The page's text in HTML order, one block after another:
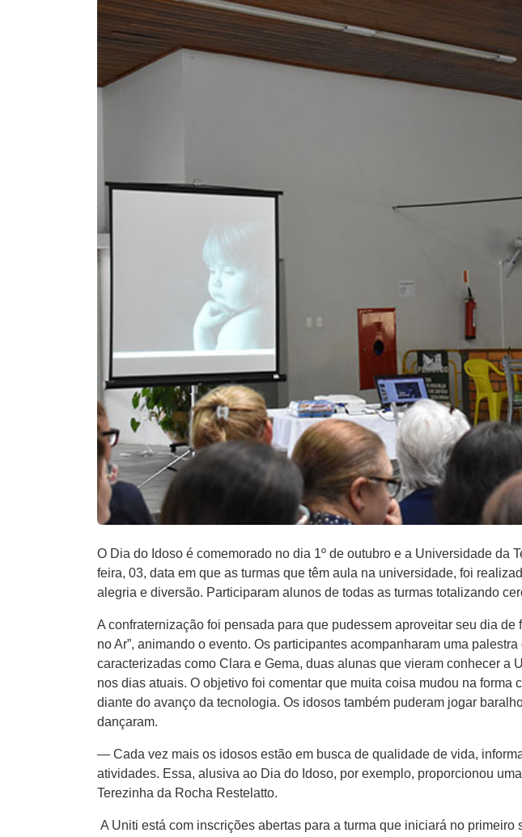
O Dia do Idoso é comemorado no dia 1º de outubro e a Universidade da
feira, 03, data em que as turmas que têm aula na universidade, foi
alegria e diversão. Participaram alunos de todas as turmas totalizando
A confraternização foi pensada para que pudessem aproveitar seu dia
no Ar”, animando o evento. Os participantes acompanharam uma
caracterizadas como Clara e Gema, duas alunas que vieram conhecer
nos dias atuais. O objetivo foi comentar que muita coisa mudou na
diante do avanço da tecnologia. Os idosos também puderam jogar
dançaram.
— Cada vez mais os idosos estão em busca de qualidade de vida,
atividades. Essa, alusiva ao Dia do Idoso, por exemplo, proporcionou
Terezinha da Rocha Restelatto.
A Uniti está com inscrições abertas para a turma que iniciará no